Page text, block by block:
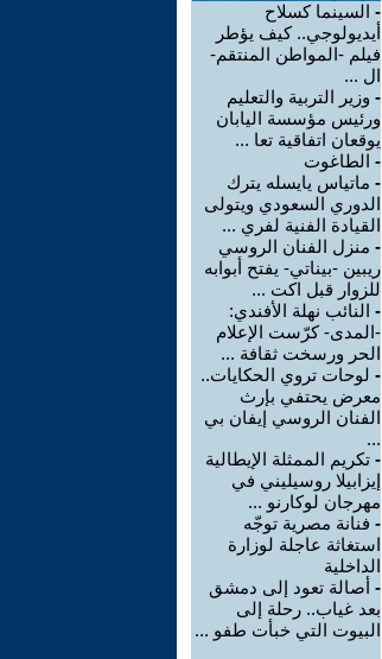
- السينما كسلاح
أيديولوجي.. كيف يؤطر
فيلم -المواطن المنتقم-
ال ...
- وزير التربية والتعليم
ورئيس مؤسسة اليابان
يوقعان اتفاقية تعا ...
- الطاغوت
- ماتياس يايسله يترك
الدوري السعودي ويتولى
القيادة الفنية لفري ...
- منزل الفنان الروسي
ريبين -بيناتي- يفتح أبوابه
للزوار قبل اكت ...
- النائب نهلة الأفندي:
-المدى- كرّست الإعلام
الحر ورسخت ثقافة ...
- لوحات تروي الحكايات..
معرض يحتفي بإرث
الفنان الروسي إيفان بي
...
- تكريم الممثلة الإيطالية
إيزابيلا روسيليني في
مهرجان لوكارنو ...
- فنانة مصرية توجّه
استغاثة عاجلة لوزارة
الداخلية
- أصالة تعود إلى دمشق
بعد غياب.. رحلة إلى
البيوت التي خبأت طفو ...